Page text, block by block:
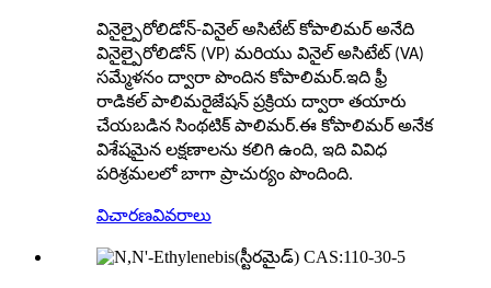
వినైల్పైరోలిడోన్-వినైల్ అసిటేట్ కోపాలిమర్ అనేది
వినైల్పైరోలిడోన్ (VP) మరియు వినైల్ అసిటేట్ (VA)
సమ్మేళనం ద్వారా పొందిన కోపాలిమర్.ఇది ఫ్రీ
రాడికల్ పాలిమరైజేషన్ ప్రక్రియ ద్వారా తయారు
చేయబడిన సింథటిక్ పాలిమర్.ఈ కోపాలిమర్ అనేక
విశేషమైన లక్షణాలను కలిగి ఉంది, ఇది వివిధ
పరిశ్రమలలో బాగా ప్రాచుర్యం పొందింది.
విచారణవివరాలు